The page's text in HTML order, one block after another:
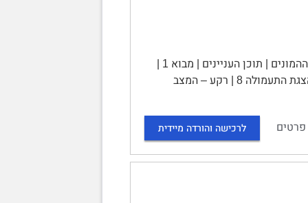
סקירת ספרות 2 | הגדרת תעמולה 2 | דרכי השכנוע וההשפעה של התעמולה 4 | הצגת התעמולה 8 | רקע – המצב
פרטים לרכישה והורדה מיידית